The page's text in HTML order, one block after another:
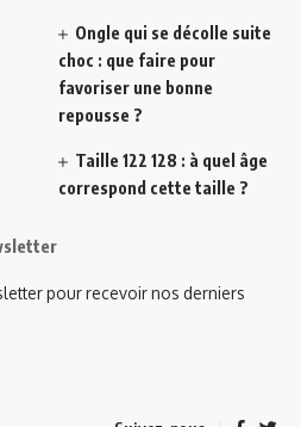
Ongle qui se décolle suite
choc : que faire pour
favoriser une bonne
repousse ?
Taille 122 128 : à quel âge
correspond cette taille ?
pour recevoir nos derniers